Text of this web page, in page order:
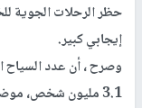
حظر الرحلات الجوية
إيجابي كبير.